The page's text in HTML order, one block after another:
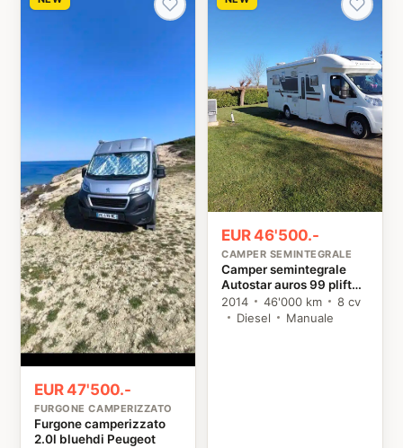
EUR 47'500.-
FURGONE CAMPERIZZATO
Furgone camperizzato
2.0l bluehdi Peugeot
EUR 46'500.-
CAMPER SEMINTEGRALE
Camper semintegrale
Autostar auros 99 plift
Fiat
2014 46'000 km
8 cv
Diesel
Manuale